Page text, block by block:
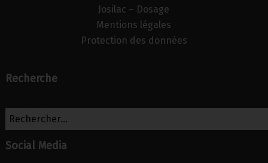
Josilac – Dosage
Mentions légales
Protection des données
Recherche
Social Media